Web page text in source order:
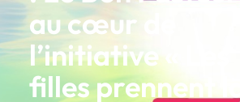
au cœur de
l’initiative « Les
filles prennent la